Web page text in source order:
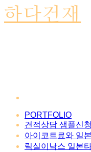
하다건재
PORTFOLIO
견적상담 샘플신청
아이코트료와 일
릭실이낙스 일본